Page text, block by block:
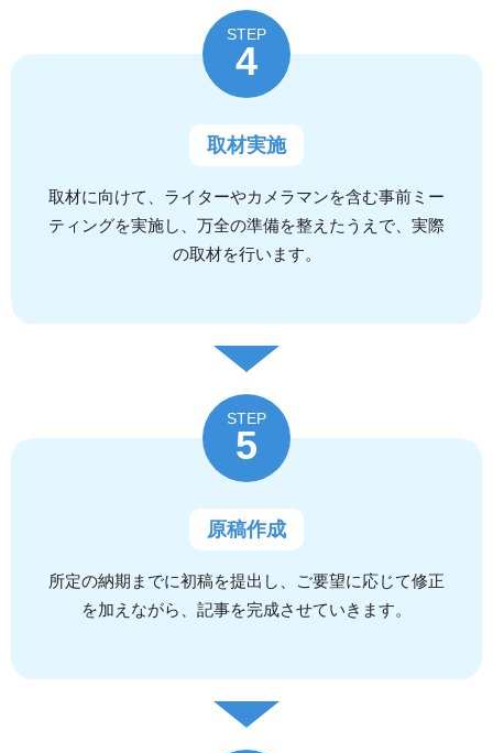
STEP
4
取材実施
取材に向けて、ライターやカメラマンを含む事前ミー
ティングを実施し、万全の準備を整えたうえで、実際
の取材を行います。
STEP
5
原稿作成
所定の納期までに初稿を提出し、ご要望に応じて修正
を加えながら、記事を完成させていきます。